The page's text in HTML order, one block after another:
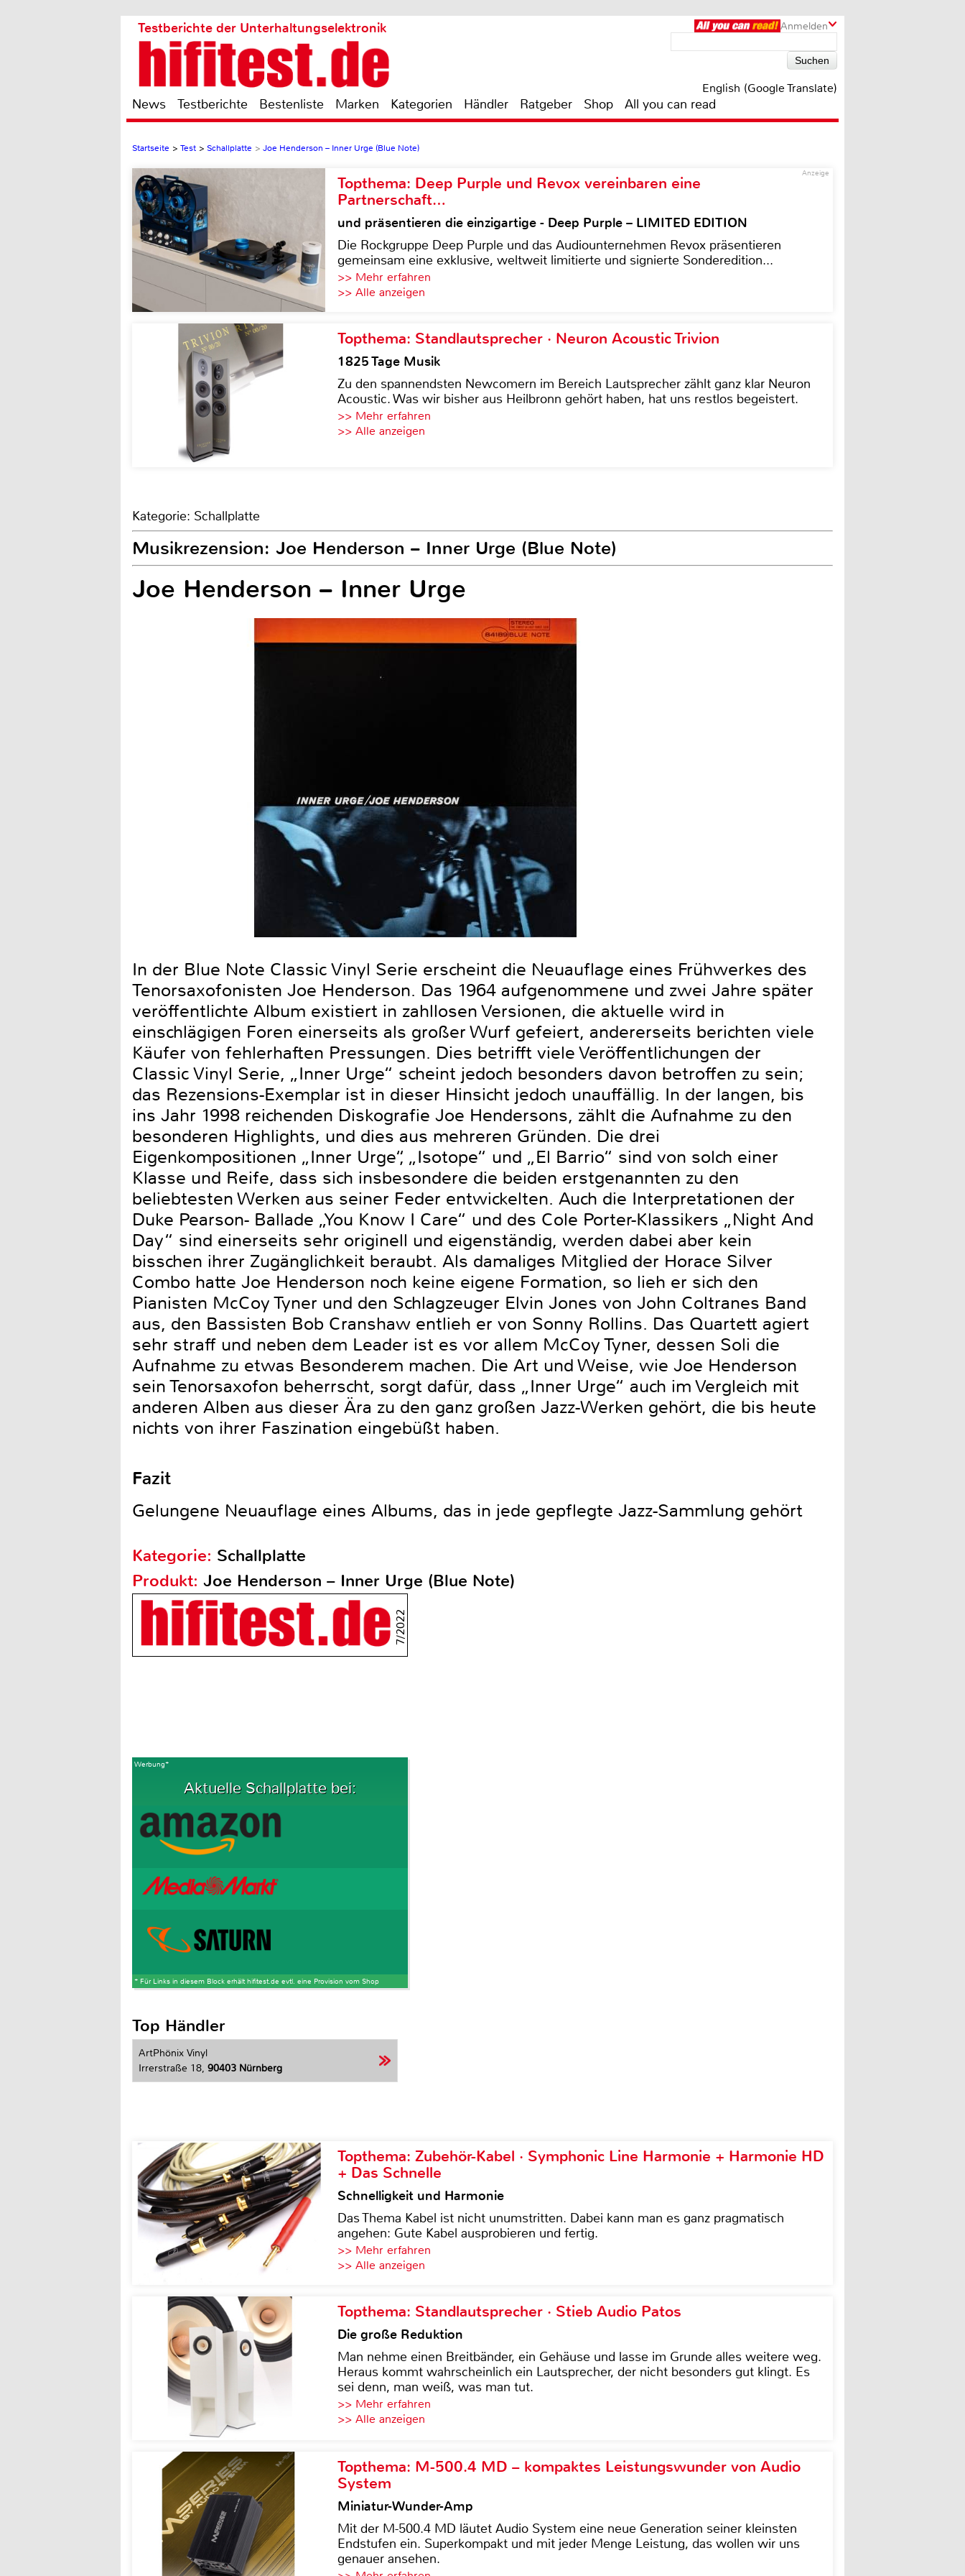
Anmelden
Testberichte der Unterhaltungselektronik
English (Google Translate)
News Testberichte Bestenliste Marken Kategorien Händler Ratgeber Shop All you can read
Startseite > Test > Schallplatte > Joe Henderson – Inner Urge (Blue Note)
Anzeige
Topthema: Deep Purple und Revox vereinbaren eine
Partnerschaft…
und präsentieren die einzigartige - Deep Purple – LIMITED EDITION
Die Rockgruppe Deep Purple und das Audiounternehmen Revox präsentieren
gemeinsam eine exklusive, weltweit limitierte und signierte Sonderedition...
>> Mehr erfahren
>> Alle anzeigen
Topthema: Standlautsprecher · Neuron Acoustic Trivion
1825 Tage Musik
Zu den spannendsten Newcomern im Bereich Lautsprecher zählt ganz klar Neuron
Acoustic. Was wir bisher aus Heilbronn gehört haben, hat uns restlos begeistert.
>> Mehr erfahren
>> Alle anzeigen
Kategorie: Schallplatte
Musikrezension: Joe Henderson – Inner Urge (Blue Note)
Joe Henderson – Inner Urge
In der Blue Note Classic Vinyl Serie erscheint die Neuauflage eines Frühwerkes des
Tenorsaxofonisten Joe Henderson. Das 1964 aufgenommene und zwei Jahre später
veröffentlichte Album existiert in zahllosen Versionen, die aktuelle wird in
einschlägigen Foren einerseits als großer Wurf gefeiert, andererseits berichten viele
Käufer von fehlerhaften Pressungen. Dies betrifft viele Veröffentlichungen der
Classic Vinyl Serie, „Inner Urge“ scheint jedoch besonders davon betroffen zu sein;
das Rezensions-Exemplar ist in dieser Hinsicht jedoch unauffällig. In der langen, bis
ins Jahr 1998 reichenden Diskografie Joe Hendersons, zählt die Aufnahme zu den
besonderen Highlights, und dies aus mehreren Gründen. Die drei
Eigenkompositionen „Inner Urge“, „Isotope“ und „El Barrio“ sind von solch einer
Klasse und Reife, dass sich insbesondere die beiden erstgenannten zu den
beliebtesten Werken aus seiner Feder entwickelten. Auch die Interpretationen der
Duke Pearson- Ballade „You Know I Care“ und des Cole Porter-Klassikers „Night And
Day“ sind einerseits sehr originell und eigenständig, werden dabei aber kein
bisschen ihrer Zugänglichkeit beraubt. Als damaliges Mitglied der Horace Silver
Combo hatte Joe Henderson noch keine eigene Formation, so lieh er sich den
Pianisten McCoy Tyner und den Schlagzeuger Elvin Jones von John Coltranes Band
aus, den Bassisten Bob Cranshaw entlieh er von Sonny Rollins. Das Quartett agiert
sehr straff und neben dem Leader ist es vor allem McCoy Tyner, dessen Soli die
Aufnahme zu etwas Besonderem machen. Die Art und Weise, wie Joe Henderson
sein Tenorsaxofon beherrscht, sorgt dafür, dass „Inner Urge“ auch im Vergleich mit
anderen Alben aus dieser Ära zu den ganz großen Jazz-Werken gehört, die bis heute
nichts von ihrer Faszination eingebüßt haben.
Fazit
Gelungene Neuauflage eines Albums, das in jede gepflegte Jazz-Sammlung gehört
Kategorie: Schallplatte
Produkt: Joe Henderson – Inner Urge (Blue Note)
7/2022
Werbung*
Aktuelle Schallplatte bei:
* Für Links in diesem Block erhält hifitest.de evtl. eine Provision vom Shop
Top Händler
ArtPhönix Vinyl
Irrerstraße 18, 90403 Nürnberg
Topthema: Zubehör-Kabel · Symphonic Line Harmonie + Harmonie HD
+ Das Schnelle
Schnelligkeit und Harmonie
Das Thema Kabel ist nicht unumstritten. Dabei kann man es ganz pragmatisch
angehen: Gute Kabel ausprobieren und fertig.
>> Mehr erfahren
>> Alle anzeigen
Topthema: Standlautsprecher · Stieb Audio Patos
Die große Reduktion
Man nehme einen Breitbänder, ein Gehäuse und lasse im Grunde alles weitere weg.
Heraus kommt wahrscheinlich ein Lautsprecher, der nicht besonders gut klingt. Es
sei denn, man weiß, was man tut.
>> Mehr erfahren
>> Alle anzeigen
Topthema: M-500.4 MD – kompaktes Leistungswunder von Audio
System
Miniatur-Wunder-Amp
Mit der M-500.4 MD läutet Audio System eine neue Generation seiner kleinsten
Endstufen ein. Superkompakt und mit jeder Menge Leistung, das wollen wir uns
genauer ansehen.